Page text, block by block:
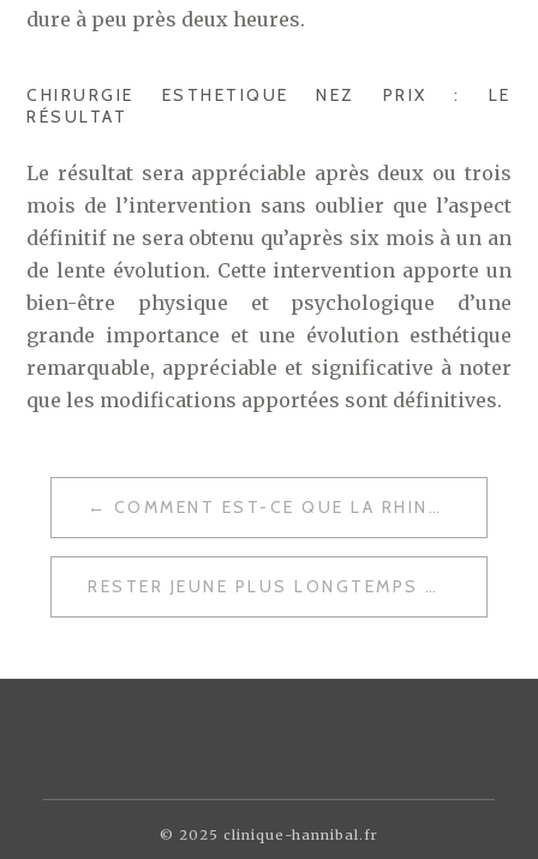
dure à peu près deux heures.
CHIRURGIE ESTHETIQUE NEZ PRIX : LE
RÉSULTAT
Le résultat sera appréciable après deux ou trois
mois de l’intervention sans oublier que l’aspect
définitif ne sera obtenu qu’après six mois à un an
de lente évolution. Cette intervention apporte un
bien-être physique et psychologique d’une
grande importance et une évolution esthétique
remarquable, appréciable et significative à noter
que les modifications apportées sont définitives.
NAVIGATION
DE
L’ARTICLE
COMMENT EST-CE QUE LA RHINOPLASTIE ETHNIQUE PARVIENT-ELLE À VOUS RENDRE LE NEZ PARFAIT ?
RESTER JEUNE PLUS LONGTEMPS GRÂCE AU BOTOX
© 2025 clinique-hannibal.fr